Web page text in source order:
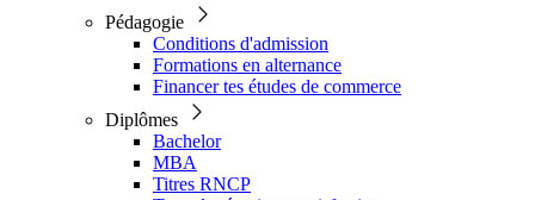
Pédagogie
Conditions d'admission
Formations en alternance
Financer tes études de commerce
Diplômes
Bachelor
MBA
Titres RNCP